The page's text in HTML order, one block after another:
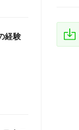
経験